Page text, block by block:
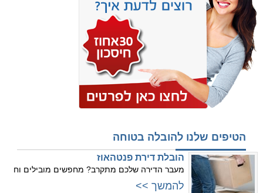
הטיפים שלנו להובלה בטוחה
הובלת דירת פנטהאוז
מעבר הדירה שלכם מתקרב? מחפשים מובילים וח
להמשך >>